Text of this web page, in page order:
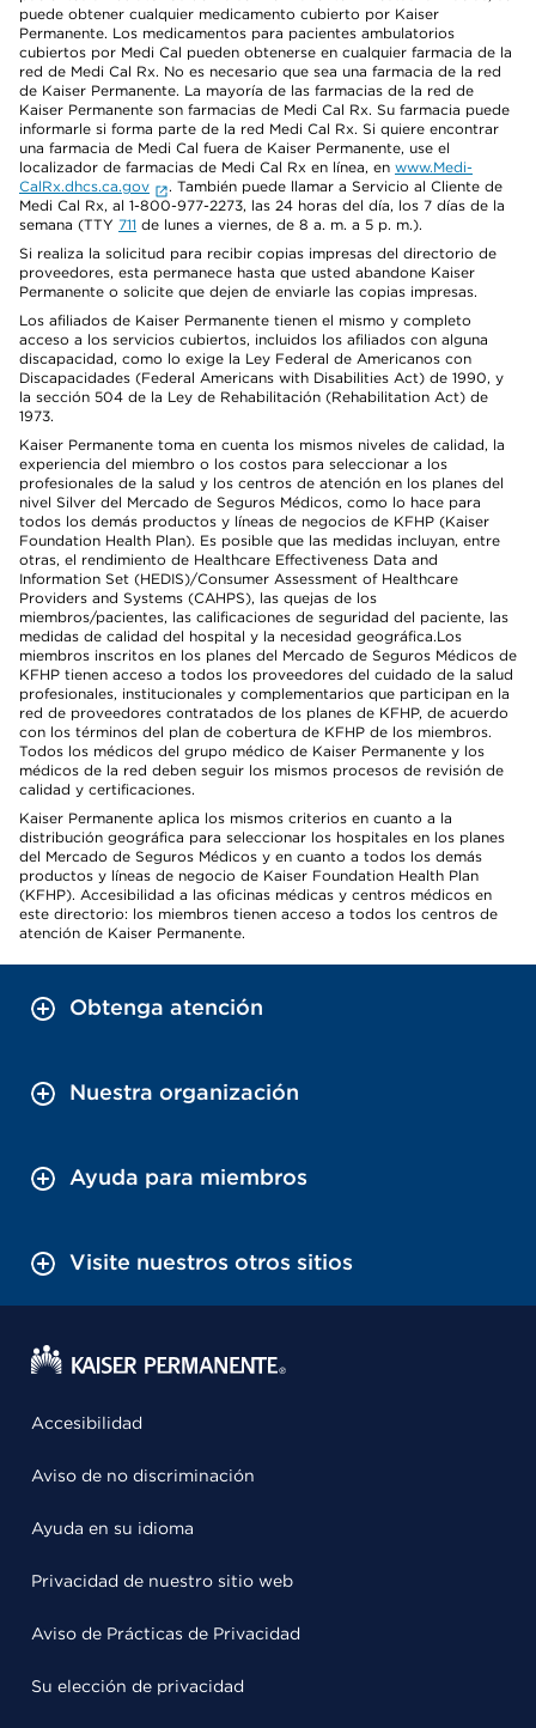
puede obtener cualquier medicamento cubierto por Kaiser
Permanente. Los medicamentos para pacientes ambulatorios
cubiertos por Medi Cal pueden obtenerse en cualquier farmacia de la
red de Medi Cal Rx. No es necesario que sea una farmacia de la red
de Kaiser Permanente. La mayoría de las farmacias de la red de
Kaiser Permanente son farmacias de Medi Cal Rx. Su farmacia puede
informarle si forma parte de la red Medi Cal Rx. Si quiere encontrar
una farmacia de Medi Cal fuera de Kaiser Permanente, use el
localizador de farmacias de Medi Cal Rx en línea, en www.Medi-
CalRx.dhcs.ca.gov
. También puede llamar a Servicio al Cliente de
Medi Cal Rx, al 1-800-977-2273, las 24 horas del día, los 7 días de la
semana (TTY 711 de lunes a viernes, de 8 a. m. a 5 p. m.).
Si realiza la solicitud para recibir copias impresas del directorio de
proveedores, esta permanece hasta que usted abandone Kaiser
Permanente o solicite que dejen de enviarle las copias impresas.
Los afiliados de Kaiser Permanente tienen el mismo y completo
acceso a los servicios cubiertos, incluidos los afiliados con alguna
discapacidad, como lo exige la Ley Federal de Americanos con
Discapacidades (Federal Americans with Disabilities Act) de 1990, y
la sección 504 de la Ley de Rehabilitación (Rehabilitation Act) de
1973.
Kaiser Permanente toma en cuenta los mismos niveles de calidad, la
experiencia del miembro o los costos para seleccionar a los
profesionales de la salud y los centros de atención en los planes del
nivel Silver del Mercado de Seguros Médicos, como lo hace para
todos los demás productos y líneas de negocios de KFHP (Kaiser
Foundation Health Plan). Es posible que las medidas incluyan, entre
otras, el rendimiento de Healthcare Effectiveness Data and
Information Set (HEDIS)/Consumer Assessment of Healthcare
Providers and Systems (CAHPS), las quejas de los
miembros/pacientes, las calificaciones de seguridad del paciente, las
medidas de calidad del hospital y la necesidad geográfica.Los
miembros inscritos en los planes del Mercado de Seguros Médicos de
KFHP tienen acceso a todos los proveedores del cuidado de la salud
profesionales, institucionales y complementarios que participan en la
red de proveedores contratados de los planes de KFHP, de acuerdo
con los términos del plan de cobertura de KFHP de los miembros.
Todos los médicos del grupo médico de Kaiser Permanente y los
médicos de la red deben seguir los mismos procesos de revisión de
calidad y certificaciones.
Kaiser Permanente aplica los mismos criterios en cuanto a la
distribución geográfica para seleccionar los hospitales en los planes
del Mercado de Seguros Médicos y en cuanto a todos los demás
productos y líneas de negocio de Kaiser Foundation Health Plan
(KFHP). Accesibilidad a las oficinas médicas y centros médicos en
este directorio: los miembros tienen acceso a todos los centros de
atención de Kaiser Permanente.
Obtenga atención
Nuestra organización
Ayuda para miembros
Visite nuestros otros sitios
Accesibilidad
Aviso de no discriminación
Ayuda en su idioma
Privacidad de nuestro sitio web
Aviso de Prácticas de Privacidad
Su elección de privacidad